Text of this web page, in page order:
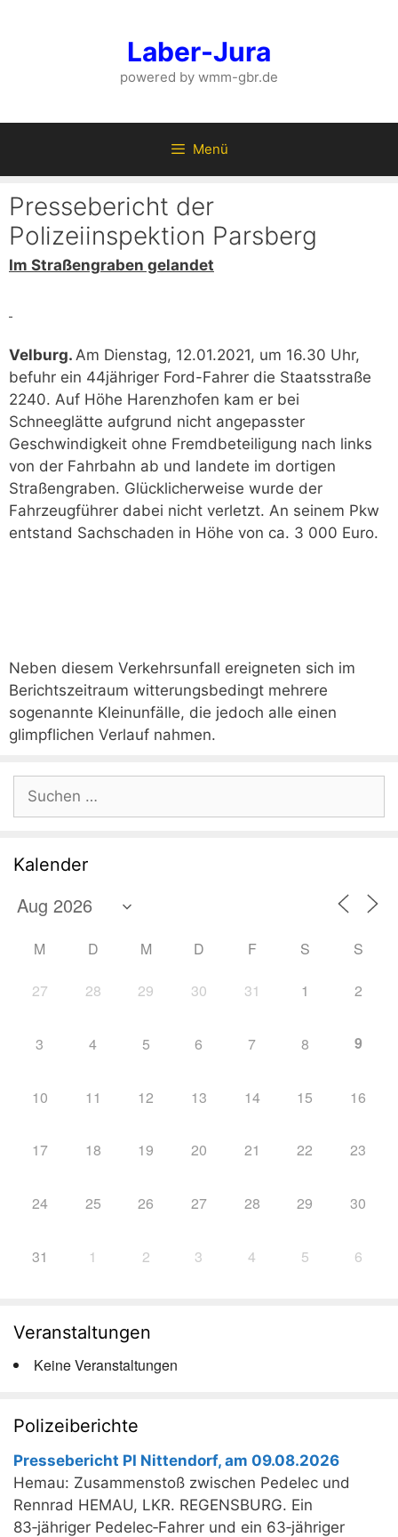
Laber-Jura
powered by wmm-gbr.de
Menü
Pressebericht der
Polizeiinspektion Parsberg
Im Straßengraben gelandet
Velburg. Am Dienstag, 12.01.2021, um 16.30 Uhr,
befuhr ein 44jähriger Ford-Fahrer die Staatsstraße
2240. Auf Höhe Harenzhofen kam er bei
Schneeglätte aufgrund nicht angepasster
Geschwindigkeit ohne Fremdbeteiligung nach links
von der Fahrbahn ab und landete im dortigen
Straßengraben. Glücklicherweise wurde der
Fahrzeugführer dabei nicht verletzt. An seinem Pkw
entstand Sachschaden in Höhe von ca. 3 000 Euro.
Neben diesem Verkehrsunfall ereigneten sich im
Berichtszeitraum witterungsbedingt mehrere
sogenannte Kleinunfälle, die jedoch alle einen
glimpflichen Verlauf nahmen.
nach:
Kalender
M D M D F S S
27 28 29 30 31 1 2
3 4 5 6 7 8 9
10 11 12 13 14 15 16
17 18 19 20 21 22 23
24 25 26 27 28 29 30
31 1 2 3 4 5 6
Veranstaltungen
Keine Veranstaltungen
Polizeiberichte
Pressebericht PI Nittendorf, am 09.08.2026
Hemau: Zusammenstoß zwischen Pedelec und
Rennrad HEMAU, LKR. REGENSBURG. Ein
83‑jähriger Pedelec‑Fahrer und ein 63‑jähriger